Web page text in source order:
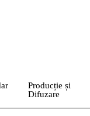
Producție și
Difuzare